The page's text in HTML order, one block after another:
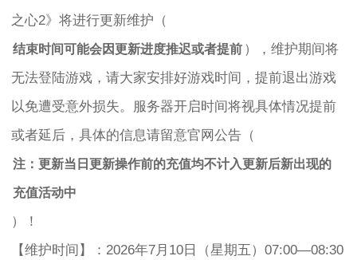
之心2》将进行更新维护（
结束时间可能会因更新进度推迟或者提前 ），维护期间将
无法登陆游戏，请大家安排好游戏时间，提前退出游戏
以免遭受意外损失。服务器开启时间将视具体情况提前
或者延后，具体的信息请留意官网公告（
注：更新当日更新操作前的充值均不计入更新后新出现的
充值活动中
）！
【维护时间】：2026年7月10日（星期五）07:00—08:30